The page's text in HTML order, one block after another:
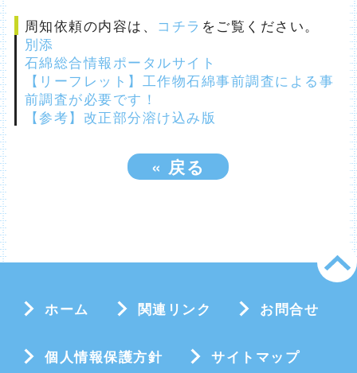
周知依頼の内容は、 コチラ をご覧ください。
別添
石綿総合情報ポータルサイト
【リーフレット】工作物石綿事前調査による事
前調査が必要です！
【参考】改正部分溶け込み版
« 戻る
ホーム 関連リンク お問合せ
個人情報保護方針 サイトマップ